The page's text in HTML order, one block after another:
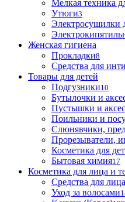
Мелкая техника
Утюги3
Электросушилки
Женская гигиена
Прокладки8
Средства для
Товары для детей
Подгузники10
Бутылочки и
Пустышки и
Поильники и
Слюнявчики,
Прорезыватели,
Косметика для
Бытовая химия17
Косметика для лица и
Cредства для лица
Уход за волосами